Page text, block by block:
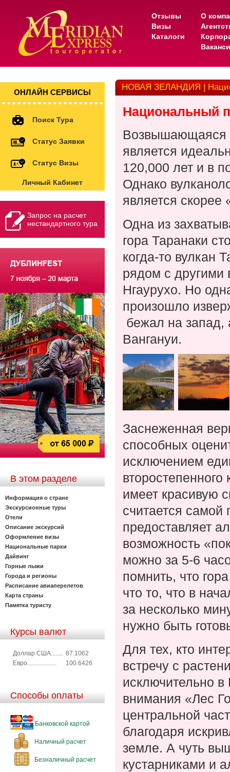
Отзывы
Визы
Каталоги
О
ОНЛАЙН СЕРВИСЫ
Поиск Тура
Статус Заявки
Статус Визы
Личный Кабинет
Запрос на расчет
нестандартного тура
В этом разделе
Информация о стране
Экскурсионные туры
Отели
Описание экскурсий
Оформление визы
Национальные парки
Дайвинг
Горные лыжи
Города и регионы
Расписание авиаперелетов
Карта страны
Памятка туристу
Курсы валют
Доллар США........ 87.1062
Евро...................
100.6426
Способы оплаты
Банковской картой
Наличный расчет
Безналичный расчет
НОВАЯ ЗЕЛАНДИЯ |
Национальный
Возвышающаяся
является
120,000 лет и в
Однако
является
Одна из
гора Таранаки
когда-то вулкан
рядом с другими
Нгаурухо. Но
произошло
бежал на запад,
Вангануи.
Заснеженная
способных
исключением
имеет красивую
считается
предоставляет
возможность
можно за 5-6
помнить, что
что то, что в
за несколько
нужно быть
Для тех, кто
встречу с
исключительно
внимания «Лес
центральной
благодаря
земле. А чуть
кустарниками и